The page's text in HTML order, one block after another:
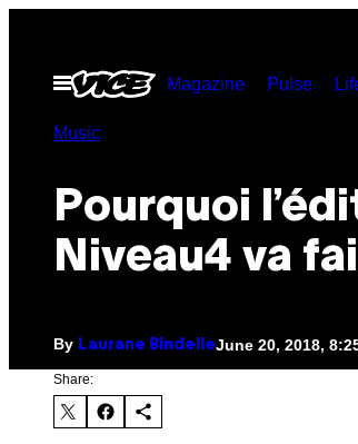
contentOpen
Menu
Magazine Pulse
Music
Pourquoi
Niveau4 va
By Laurane BindelleJune 20, 2018,
Share: